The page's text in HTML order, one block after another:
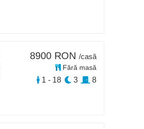
8900 RON /casă
Fără masă
1 - 18 3 8